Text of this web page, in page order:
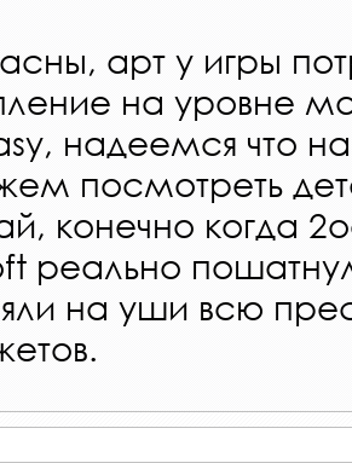
арт у игры
на уровне
надеемся что
посмотреть
конечно когда
реально
на уши всю